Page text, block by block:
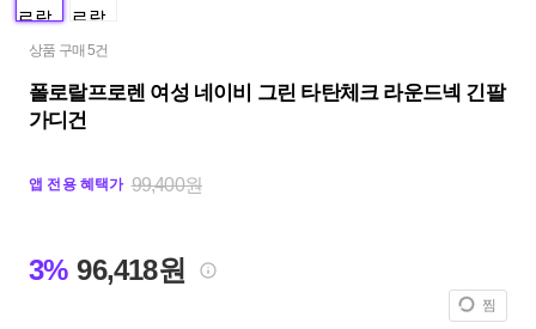
상품 구매 5건
폴로랄프로렌 여성 네이비 그린 타탄체크 라운드넥 긴팔
가디건
앱 전용 혜택가 99,400원
3% 96,418원
찜